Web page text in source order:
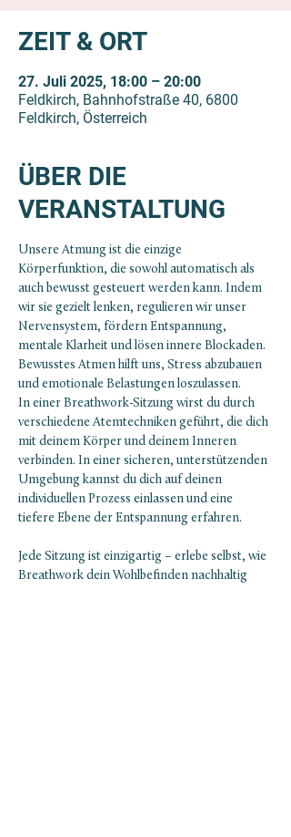
ZEIT & ORT
27. Juli 2025, 18:00 – 20:00
Feldkirch, Bahnhofstraße 40, 6800
Feldkirch, Österreich
ÜBER DIE
VERANSTALTUNG
Unsere Atmung ist die einzige
Körperfunktion, die sowohl automatisch als
auch bewusst gesteuert werden kann. Indem
wir sie gezielt lenken, regulieren wir unser
Nervensystem, fördern Entspannung,
mentale Klarheit und lösen innere Blockaden.
Bewusstes Atmen hilft uns, Stress abzubauen
und emotionale Belastungen loszulassen.
In einer Breathwork-Sitzung wirst du durch
verschiedene Atemtechniken geführt, die dich
mit deinem Körper und deinem Inneren
verbinden. In einer sicheren, unterstützenden
Umgebung kannst du dich auf deinen
individuellen Prozess einlassen und eine
tiefere Ebene der Entspannung erfahren.
Jede Sitzung ist einzigartig – erlebe selbst, wie
Breathwork dein Wohlbefinden nachhaltig